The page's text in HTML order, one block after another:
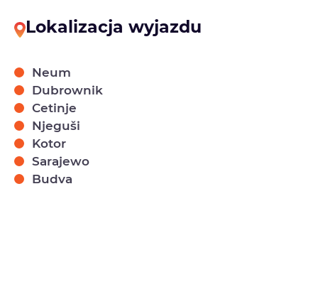
Lokalizacja wyjazdu
Neum
Dubrownik
Cetinje
Njeguši
Kotor
Sarajewo
Budva